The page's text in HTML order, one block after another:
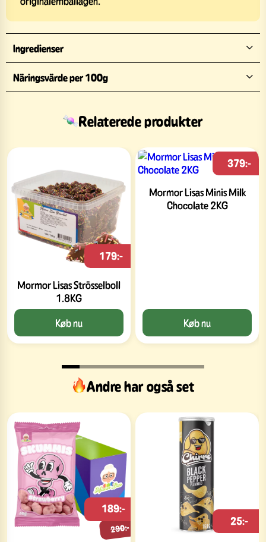
Ingredienser
Näringsvärde per 100g
Relaterede produkter
Mormor Lisas Strösselboll
1.8KG
179:-
Køb nu
Mormor Lisas Minis Milk
Chocolate 2KG
379:-
Køb nu
Andre har også set
290:-
189:-
25:-